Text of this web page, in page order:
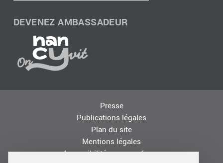
DEVENEZ AMBASSADEUR
Presse
Publications légales
Plan du site
Mentions légales
Accessibilité : non conforme